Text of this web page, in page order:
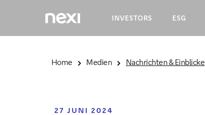
INVESTORS ESG
Governance
Veranstaltungskalender
Home Medien Nachrichten & Einblicke
27 JUNI 2024